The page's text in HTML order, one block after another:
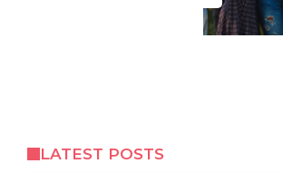
LATEST POSTS